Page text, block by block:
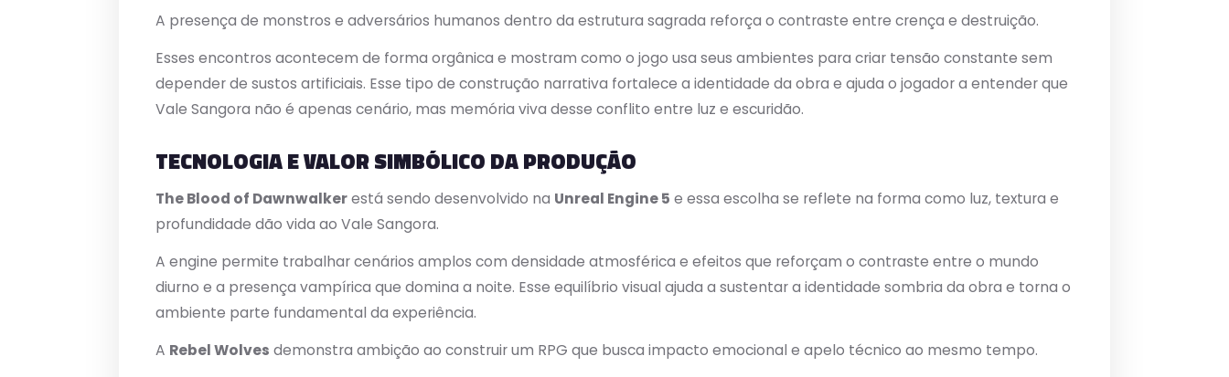
A presença de monstros e adversários humanos dentro da estrutura sagrada reforça o contraste entre crença e destruição.
Esses encontros acontecem de forma orgânica e mostram como o jogo usa seus ambientes para criar tensão constante sem
depender de sustos artificiais. Esse tipo de construção narrativa fortalece a identidade da obra e ajuda o jogador a entender que
Vale Sangora não é apenas cenário, mas memória viva desse conflito entre luz e escuridão.
TECNOLOGIA E VALOR SIMBÓLICO DA PRODUÇÃO
The Blood of Dawnwalkerestá sendo desenvolvido na Unreal Engine 5 e essa escolha se reflete na forma como luz, textura e
profundidade dão vida ao Vale Sangora.
A engine permite trabalhar cenários amplos com densidade atmosférica e efeitos que reforçam o contraste entre o mundo
diurno e a presença vampírica que domina a noite. Esse equilíbrio visual ajuda a sustentar a identidade sombria da obra e torna o
ambiente parte fundamental da experiência.
A Rebel Wolves demonstra ambição ao construir um RPG que busca impacto emocional e apelo técnico ao mesmo tempo.